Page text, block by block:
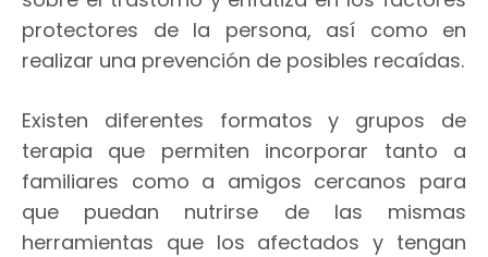
protectores de la persona, así como en
realizar una prevención de posibles recaídas.
Existen diferentes formatos y grupos de
terapia que permiten incorporar tanto a
familiares como a amigos cercanos para
que puedan nutrirse de las mismas
herramientas que los afectados y tengan